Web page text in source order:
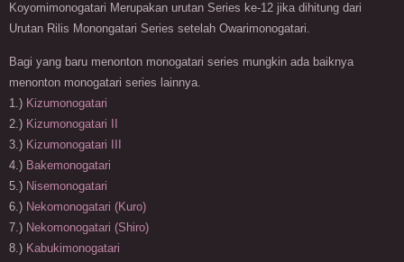
Koyomimonogatari Merupakan urutan Series ke-12 jika dihitung dari
Urutan Rilis Monongatari Series setelah Owarimonogatari.
Bagi yang baru menonton monogatari series mungkin ada baiknya
menonton monogatari series lainnya.
1.) Kizumonogatari
2.) Kizumonogatari II
3.) Kizumonogatari III
4.) Bakemonogatari
5.) Nisemonogatari
6.) Nekomonogatari (Kuro)
7.) Nekomonogatari (Shiro)
8.) Kabukimonogatari